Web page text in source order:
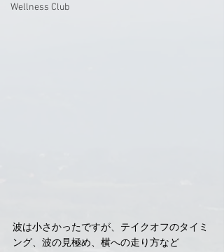
Wellness Club
波は小さかったですが、テイクオフのタイミ
ング、波の見極め、横への走り方など